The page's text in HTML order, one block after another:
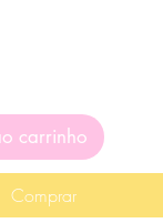
carrinho
Comprar